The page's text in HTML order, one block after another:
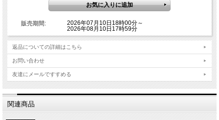
販売期間:
2026年07月10日18時00分～
2026年08月10日17時59分
返品についての詳細はこちら
お問い合わせ
友達にメールですすめる
関連商品